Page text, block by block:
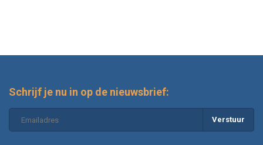
Schrijf je nu in op de nieuwsbrief:
Verstuur